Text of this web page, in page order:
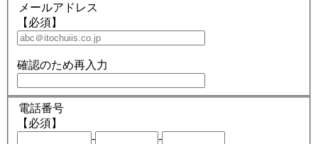
メールアドレス
【必須】
確認のため再入力
電話番号
【必須】
-
-